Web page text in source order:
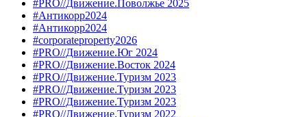
#PRO//Движение.Поволжье 2025
#Антикорр2024
#Антикорр2024
#corporateproperty2026
#PRO//Движение.Юг 2024
#PRO//Движение.Восток 2024
#PRO//Движение.Туризм 2023
#PRO//Движение.Туризм 2023
#PRO//Движение.Туризм 2023
#PRO//Движение.Туризм 2022